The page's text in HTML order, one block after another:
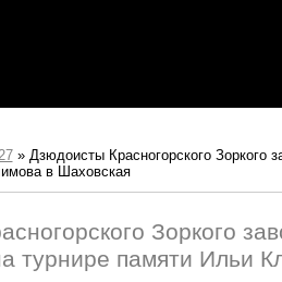
» Дзюдоисты Красногорского Зоркого
в Шаховская
Зоркого
турнире памяти Ильи